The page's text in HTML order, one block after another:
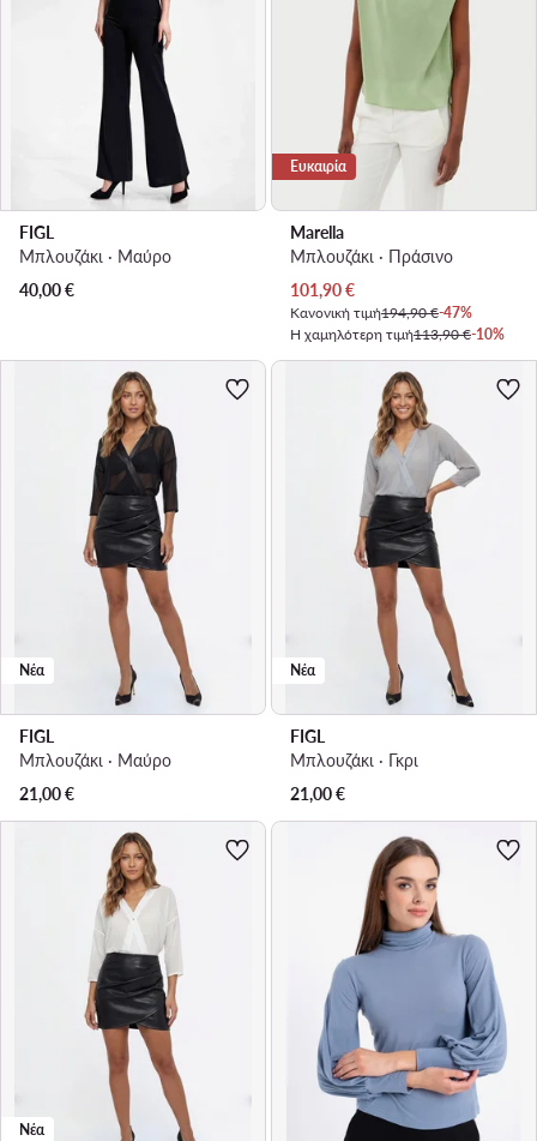
FIGL
Μπλουζάκι · Μαύρο
40,00€
Ευκαιρία
Marella
Μπλουζάκι · Πράσινο
Τρέχουσα τιμή
101,90€
Κανονική τιμή194,90 €-47%
Η χαμηλότερη τιμή113,90 €-10%
Νέα
FIGL
Μπλουζάκι · Μαύρο
21,00€
Νέα
FIGL
Μπλουζάκι · Γκρι
21,00€
Νέα